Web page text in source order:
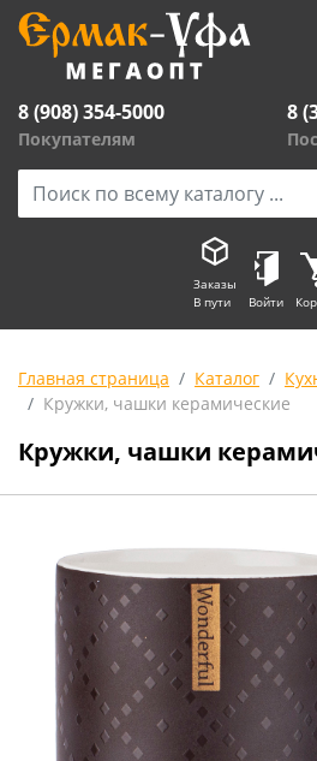
8 (908) 354-5000
Покупателям
8
Заказы
В пути
Войти
Главная страница Каталог
Кружки, чашки керамические
Кружки, чашки